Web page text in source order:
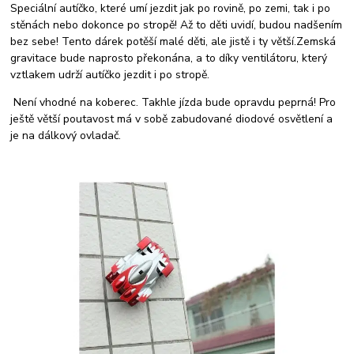
Speciální autíčko, které umí jezdit jak po rovině, po zemi, tak i po
stěnách nebo dokonce po stropě! Až to děti uvidí, budou nadšením
bez sebe! Tento dárek potěší malé děti, ale jistě i ty větší.Zemská
gravitace bude naprosto překonána, a to díky ventilátoru, který
vztlakem udrží autíčko jezdit i po stropě.
Není vhodné na koberec. Takhle jízda bude opravdu peprná! Pro
ještě větší poutavost má v sobě zabudované diodové osvětlení a
je na dálkový ovladač.